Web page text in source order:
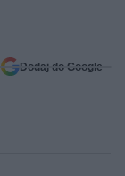
Dodaj do Google